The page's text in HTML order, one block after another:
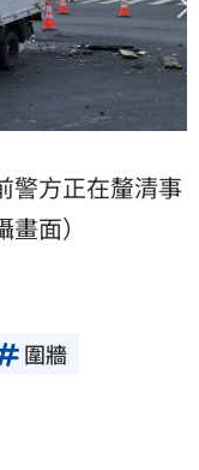
方正在釐清事
面）
圍牆